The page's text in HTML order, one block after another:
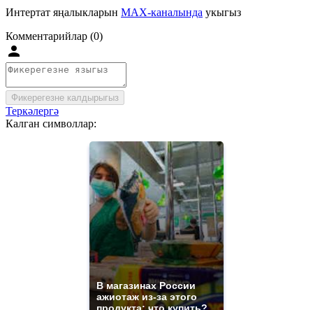
Интертат яңалыкларын MAX-каналында укыгыз
Комментарийлар (0)
Фикерегезне калдырыгыз
Теркәлергә
Калган символлар:
В магазинах России
ажиотаж из-за этого